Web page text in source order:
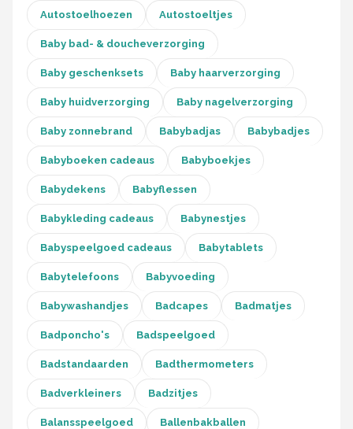
Autostoelhoezen Autostoeltjes
Baby bad- & doucheverzorging
Baby geschenksets Baby haarverzorging
Baby huidverzorging Baby nagelverzorging
Baby zonnebrand Babybadjas Babybadjes
Babyboeken cadeaus Babyboekjes
Babydekens Babyflessen
Babykleding cadeaus Babynestjes
Babyspeelgoed cadeaus Babytablets
Babytelefoons Babyvoeding
Babywashandjes Badcapes Badmatjes
Badponcho's Badspeelgoed
Badstandaarden Badthermometers
Badverkleiners Badzitjes
Balansspeelgoed Ballenbakballen